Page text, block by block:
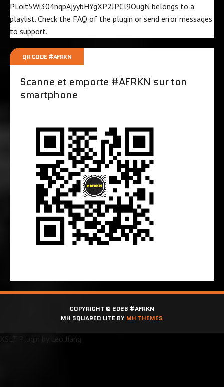
PLoit5Wi304nqpAjyybHYgXP2JPCl9OugN belongs to a
playlist. Check the FAQ of the plugin or send error messages
to support.
QR CODE #AFRKN
Scanne et emporte #AFRKN sur ton
smartphone
COPYRIGHT © 2026 #AFRKN
MH SQUARED LITE BY MH THEMES
Leo Jiang